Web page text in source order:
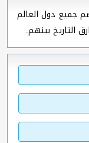
جميع دول العالم
التاريخ بينهم.